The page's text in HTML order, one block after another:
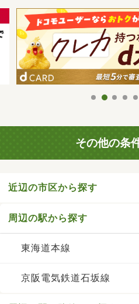
その他の条
近辺の市区から探す
周辺の駅から探す
東海道本線
京阪電気鉄道石坂線